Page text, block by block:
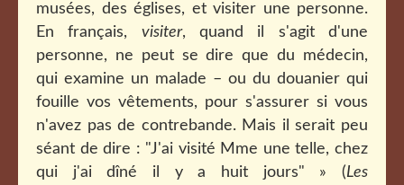
musées, des églises, et visiter une personne.
En français, visiter, quand il s'agit d'une
personne, ne peut se dire que du médecin,
qui examine un malade – ou du douanier qui
fouille vos vêtements, pour s'assurer si vous
n'avez pas de contrebande. Mais il serait peu
séant de dire : "J'ai visité Mme une telle, chez
qui j'ai dîné il y a huit jours" » (Les